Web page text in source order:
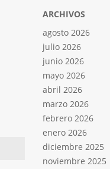
ARCHIVOS
agosto 2026
julio 2026
junio 2026
mayo 2026
abril 2026
marzo 2026
febrero 2026
enero 2026
diciembre 2025
noviembre 2025